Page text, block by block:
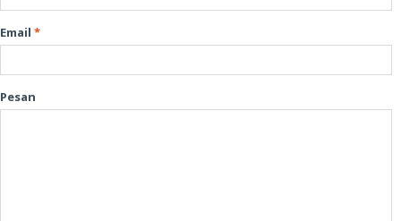
Email *
Pesan